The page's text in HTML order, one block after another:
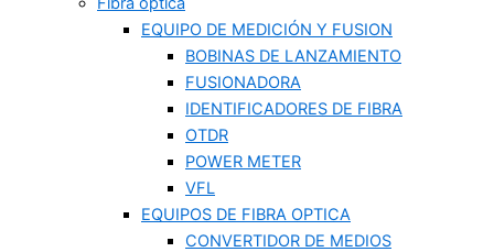
EQUIPO DE MEDICIÓN Y FUSION
BOBINAS DE LANZAMIENTO
FUSIONADORA
IDENTIFICADORES DE FIBRA
OTDR
POWER METER
VFL
EQUIPOS DE FIBRA OPTICA
CONVERTIDOR DE MEDIOS